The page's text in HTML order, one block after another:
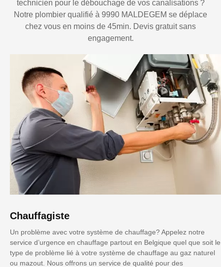
technicien pour le débouchage de vos canalisations ?
Notre plombier qualifié à 9990 MALDEGEM se déplace
chez vous en moins de 45min. Devis gratuit sans
engagement.
Chauffagiste
Un problème avec votre système de chauffage? Appelez notre
service d’urgence en chauffage partout en Belgique quel que soit le
type de problème lié à votre système de chauffage au gaz naturel
ou mazout. Nous offrons un service de qualité pour des